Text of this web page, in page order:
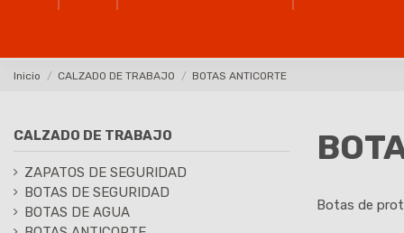
Inicio CALZADO DE TRABAJO BOTAS ANTICORTE
Botas de
CALZADO DE TRABAJO
ZAPATOS DE SEGURIDAD
BOTAS DE SEGURIDAD
BOTAS DE AGUA